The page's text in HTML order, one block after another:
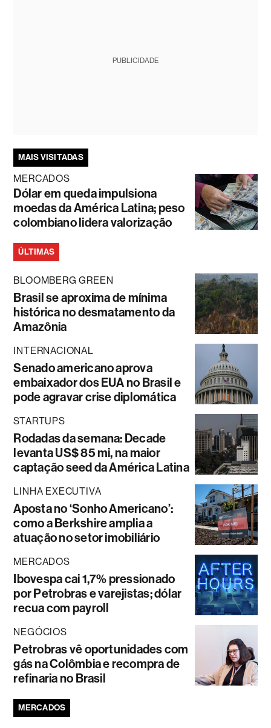
PUBLICIDADE
MAIS VISITADAS
MERCADOS
Dólar em queda impulsiona
moedas da América Latina; peso
colombiano lidera valorização
ÚLTIMAS
BLOOMBERG GREEN
Brasil se aproxima de mínima
histórica no desmatamento da
Amazônia
INTERNACIONAL
Senado americano aprova
embaixador dos EUA no Brasil e
pode agravar crise diplomática
STARTUPS
Rodadas da semana: Decade
levanta US$ 85 mi, na maior
captação seed da América Latina
LINHA EXECUTIVA
Aposta no ‘Sonho Americano’:
como a Berkshire amplia a
atuação no setor imobiliário
MERCADOS
Ibovespa cai 1,7% pressionado
por Petrobras e varejistas; dólar
recua com payroll
NEGÓCIOS
Petrobras vê oportunidades com
gás na Colômbia e recompra de
refinaria no Brasil
MERCADOS